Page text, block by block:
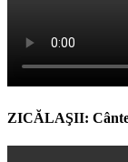
ZICĂLAŞII: